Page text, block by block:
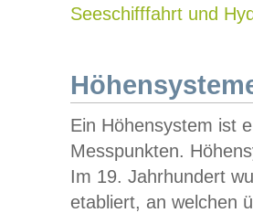
Seeschifffahrt und
Ein Höhensystem ist
Messpunkten.
Im 19. Jahrhundert
etabliert, an welchen